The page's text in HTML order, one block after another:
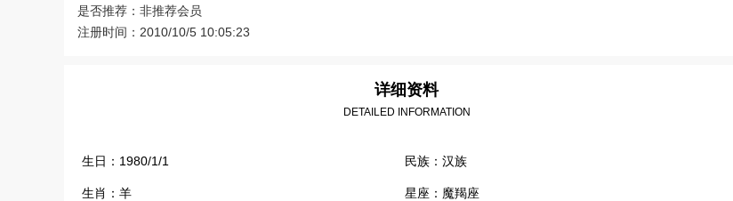
是否推荐：非推荐会员
注册时间：2010/10/5 10:05:23
详细资料
DETAILED INFORMATION
生日：1980/1/1 民族：汉族
生肖：羊 星座：魔羯座